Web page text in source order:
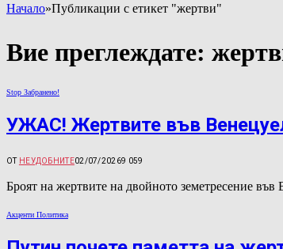
Начало»Публикации с етикет "жертви"
Вие преглеждате:
Stop Забранено!
УЖАС! Жертвите във
ОТ НЕУДОБНИТЕ02/07/20269 059
Броят на жертвите на двойното земетресение
Акценти Политика